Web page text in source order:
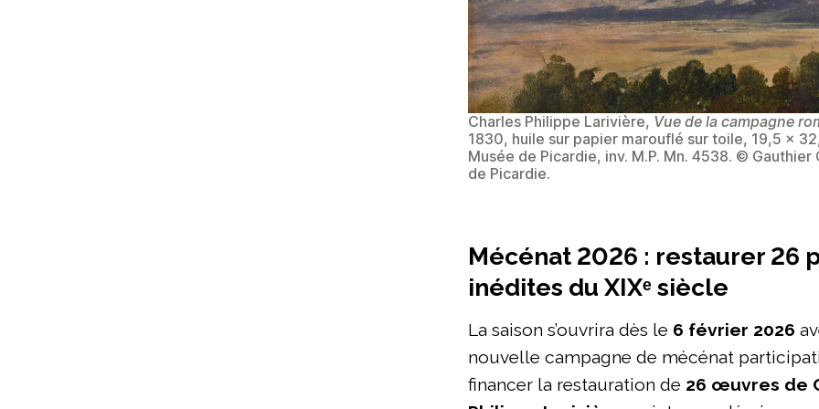
Charles Philippe Larivière, Vue de la campagne
1830, huile sur papier marouflé sur toile, 19,5 x
Musée de Picardie, inv. M.P. Mn. 4538. © Gauthier
de Picardie.
Mécénat 2026 : restaurer 26
inédites du XIXᵉ siècle
La saison s’ouvrira dès le 6 février 2026
nouvelle campagne de mécénat
financer la restauration de 26 œuvres de